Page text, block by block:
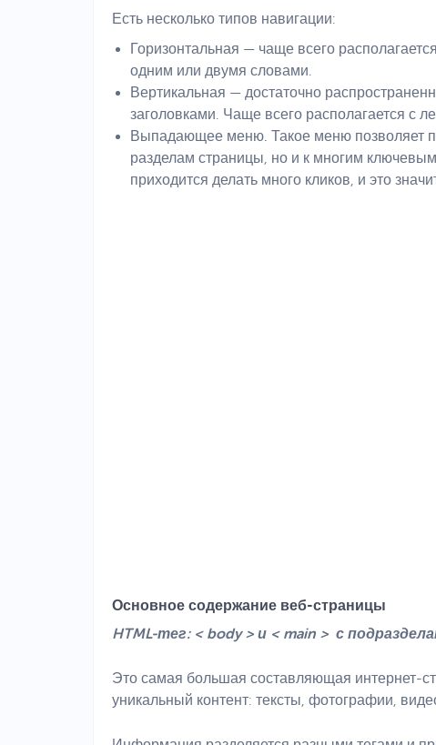
Есть несколько типов навигации:
Горизонтальная — чаще всего
одним или двумя словами.
Вертикальная — достаточно
заголовками. Чаще всего располагается с
Выпадающее меню. Такое меню позволяет
разделам страницы, но и к многим
приходится делать много кликов, и это
Основное содержание веб-страницы
HTML-тег: < body > и < main > с
Это самая большая составляющая интернет-
уникальный контент: тексты, фотографии,